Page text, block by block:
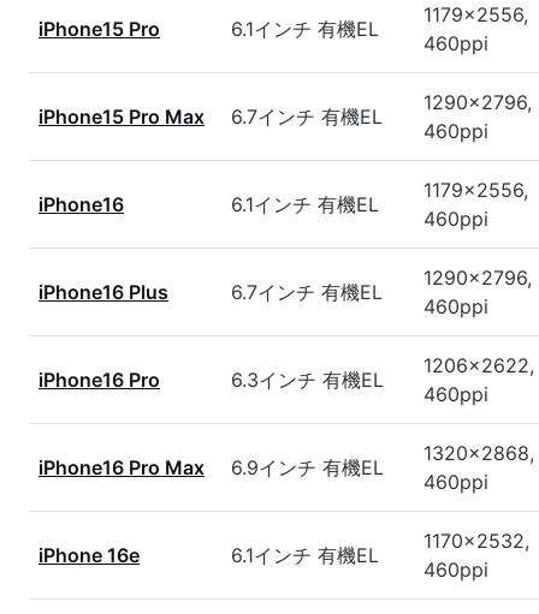
iPhone15 Pro 6.1インチ 有機EL
1179x2556,
460ppi
iPhone15 Pro Max 6.7インチ 有機EL
1290x2796,
460ppi
iPhone16 6.1インチ 有機EL
1179x2556,
460ppi
iPhone16 Plus 6.7インチ 有機EL
1290x2796,
460ppi
iPhone16 Pro 6.3インチ 有機EL
1206x2622,
460ppi
iPhone16 Pro Max 6.9インチ 有機EL
1320x2868,
460ppi
iPhone 16e 6.1インチ 有機EL
1170x2532,
460ppi